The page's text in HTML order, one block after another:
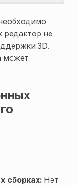
редактор не
3D.
может
сборках:Нет